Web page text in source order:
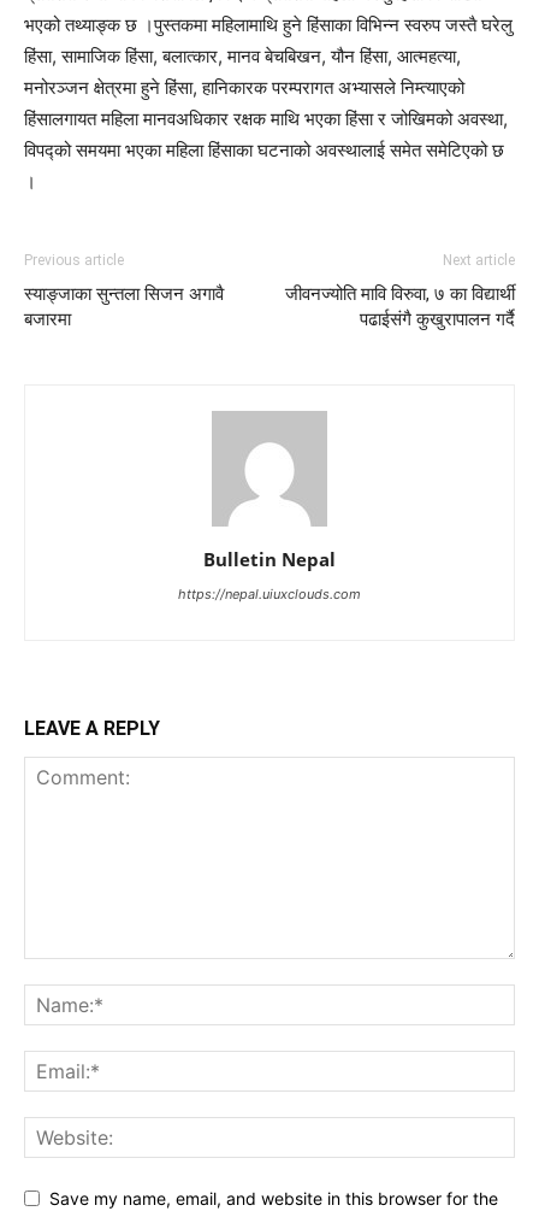
भएको तथ्याङ्क छ ।पुस्तकमा महिलामाथि हुने हिंसाका विभिन्न स्वरुप जस्तै घरेलु
हिंसा, सामाजिक हिंसा, बलात्कार, मानव बेचबिखन, यौन हिंसा, आत्महत्या,
मनोरञ्जन क्षेत्रमा हुने हिंसा, हानिकारक परम्परागत अभ्यासले निम्त्याएको
हिंसालगायत महिला मानवअधिकार रक्षक माथि भएका हिंसा र जोखिमको अवस्था,
विपद्को समयमा भएका महिला हिंसाका घटनाको अवस्थालाई समेत समेटिएको छ
।
Previous article
स्याङ्जाका सुन्तला सिजन अगावै
बजारमा
Next article
जीवनज्योति मावि विरुवा, ७ का विद्यार्थी
पढाईसंगै कुखुरापालन गर्दै
Bulletin Nepal
https://nepal.uiuxclouds.com
LEAVE A REPLY
Save my name, email, and website in this browser for the